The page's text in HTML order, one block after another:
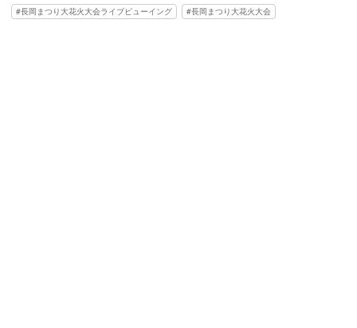
長岡まつり大花火大会ライブビューイング 長岡まつり大花火大会